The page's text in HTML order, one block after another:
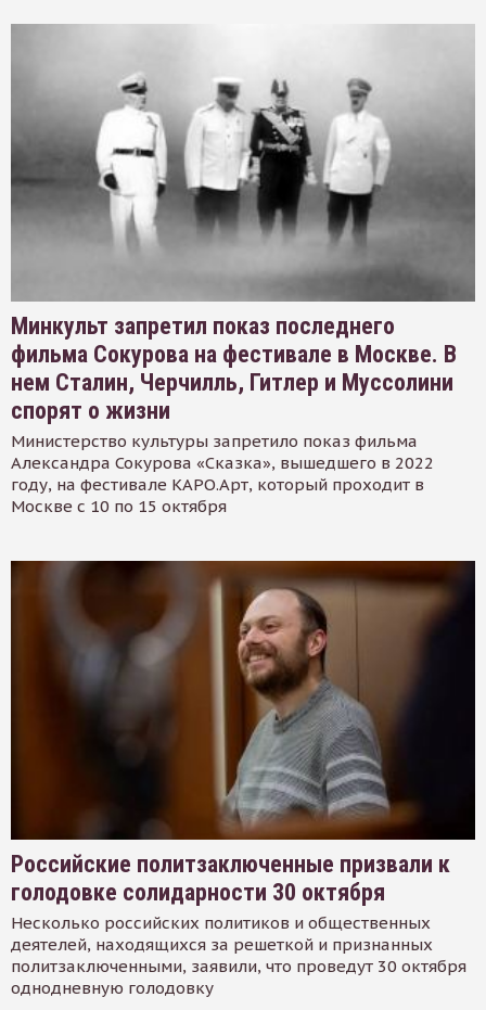
Минкульт запретил показ последнего
фильма Сокурова на фестивале в Москве. В
нем Сталин, Черчилль, Гитлер и Муссолини
спорят о жизни
Министерство культуры запретило показ фильма
Александра Сокурова «Сказка», вышедшего в 2022
году, на фестивале КАРО.Арт, который проходит в
Москве с 10 по 15 октября
Российские политзаключенные призвали к
голодовке солидарности 30 октября
Несколько российских политиков и общественных
деятелей, находящихся за решеткой и признанных
политзаключенными, заявили, что проведут 30 октября
однодневную голодовку